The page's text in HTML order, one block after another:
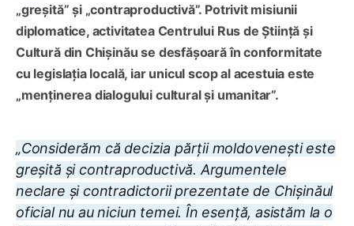
„greșită” și „contraproductivă”. Potrivit misiunii
diplomatice, activitatea Centrului Rus de Știință și
Cultură din Chișinău se desfășoară în conformitate
cu legislația locală, iar unicul scop al acestuia este
„menținerea dialogului cultural și umanitar”.
„Considerăm că decizia părții moldovenești este
greșită și contraproductivă. Argumentele
neclare și contradictorii prezentate de Chișinăul
oficial nu au niciun temei. În esență, asistăm la o